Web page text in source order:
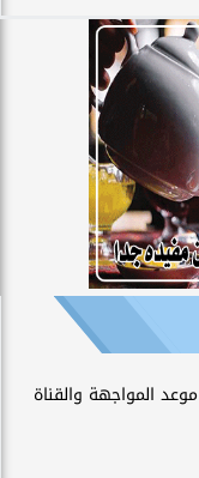
المواجهة والقناة